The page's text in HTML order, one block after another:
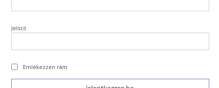
Jelszó
Emlékezzen rám